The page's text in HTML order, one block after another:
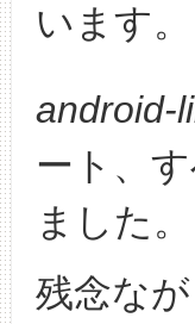
います。
android-
ート、
ました。
残念な